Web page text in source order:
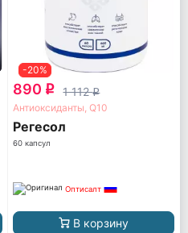
-20%
890 q 1 112q
Антиоксиданты, Q10
Регесол
60 капсул
Оптисалт
В корзину